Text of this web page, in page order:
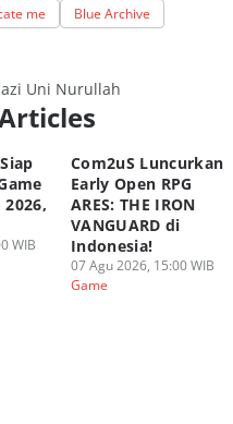
me Blue Archive
Uni Nurullah
WIB
Com2uS Luncurkan
Early Open RPG
ARES: THE IRON
VANGUARD di
Indonesia!
07 Agu 2026, 15:00 WIB
Game